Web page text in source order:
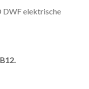
DWF elektrische